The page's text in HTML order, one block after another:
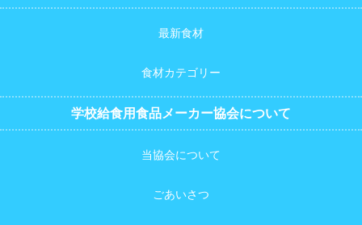
最新食材
食材カテゴリー
学校給食用食品メーカー協会について
当協会について
ごあいさつ